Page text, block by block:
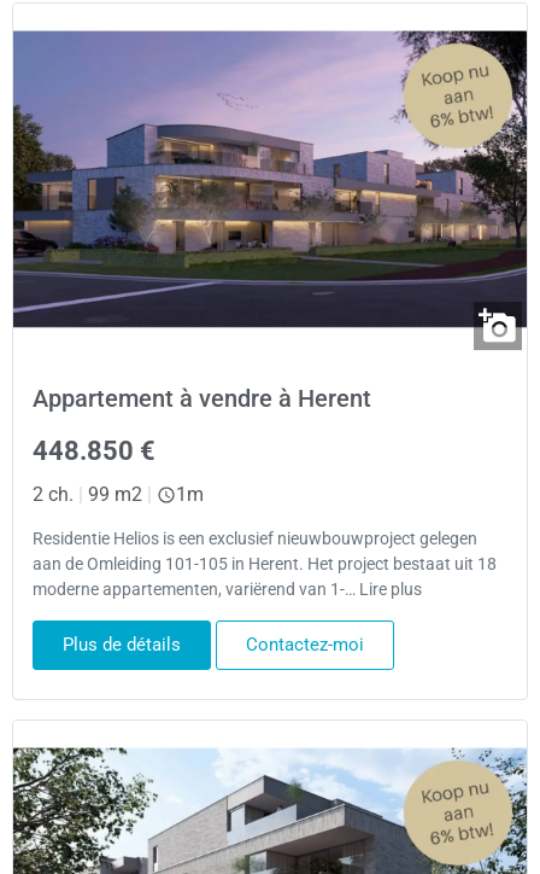
Appartement à vendre à Herent
448.850 €
2 ch. | 99 m2 | 1m
Residentie Helios is een exclusief nieuwbouwproject gelegen
aan de Omleiding 101-105 in Herent. Het project bestaat uit 18
moderne appartementen, variërend van 1-… Lire plus
Plus de détails Contactez-moi